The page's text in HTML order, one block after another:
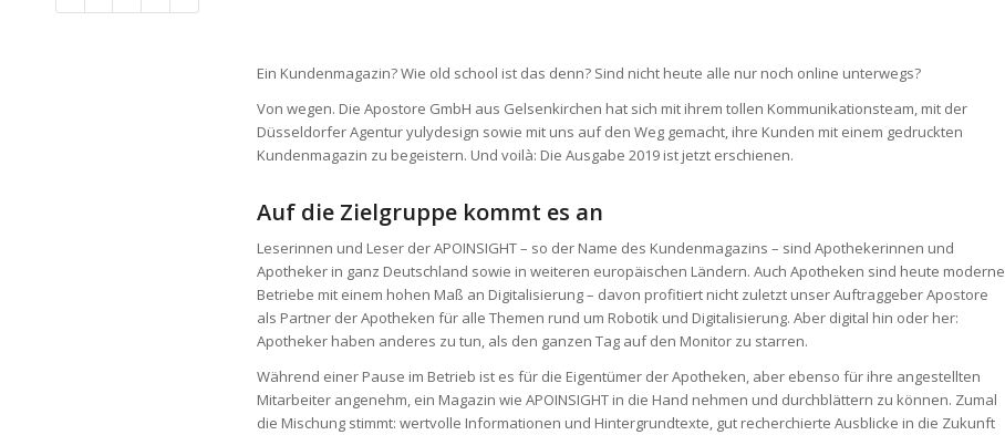
Ein Kundenmagazin? Wie old school ist das denn? Sind nicht heute alle nur noch online unterwegs?
Von wegen. Die Apostore GmbH aus Gelsenkirchen hat sich mit ihrem tollen Kommunikationsteam, mit der
Düsseldorfer Agentur yulydesign sowie mit uns auf den Weg gemacht, ihre Kunden mit einem gedruckten
Kundenmagazin zu begeistern. Und voilà: Die Ausgabe 2019 ist jetzt erschienen.
Auf die Zielgruppe kommt es an
Leserinnen und Leser der APOINSIGHT – so der Name des Kundenmagazins – sind Apothekerinnen und
Apotheker in ganz Deutschland sowie in weiteren europäischen Ländern. Auch Apotheken sind heute moderne
Betriebe mit einem hohen Maß an Digitalisierung – davon profitiert nicht zuletzt unser Auftraggeber Apostore
als Partner der Apotheken für alle Themen rund um Robotik und Digitalisierung. Aber digital hin oder her:
Apotheker haben anderes zu tun, als den ganzen Tag auf den Monitor zu starren.
Während einer Pause im Betrieb ist es für die Eigentümer der Apotheken, aber ebenso für ihre angestellten
Mitarbeiter angenehm, ein Magazin wie APOINSIGHT in die Hand nehmen und durchblättern zu können. Zumal
die Mischung stimmt: wertvolle Informationen und Hintergrundtexte, gut recherchierte Ausblicke in die Zukunft